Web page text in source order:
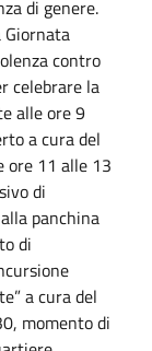
di genere.
Giornata
contro
celebrare la
alle ore 9
a cura del
ore 11 alle 13
di
panchina
di
a cura del
momento di